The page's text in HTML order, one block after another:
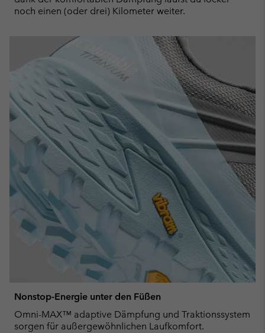
noch einen (oder drei) Kilometer weiter.
Nonstop-Energie unter den Füßen
Omni-MAX™ adaptive Dämpfung und Traktionssystem
sorgen für außergewöhnlichen Laufkomfort.